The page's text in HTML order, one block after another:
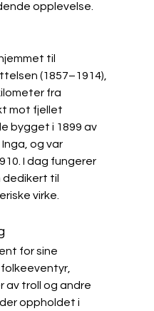
opplevelse.
til
(1857–1914),
fra
mot fjellet
bygget i 1899 av
og var
I dag fungerer
dedikert til
virke.​
for sine
av troll og andre
oppholdet i